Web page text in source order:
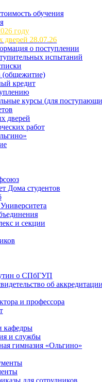
обучения
году
дверей 28.07.26
о поступлении
испытаний
(общежитие)
кредит
курсы (для
дверей
работ
Дома студентов
и секции
о СПбГУП
об аккредитации
и профессора
кафедры
и службы
гимназия «Ольгино»
для сотрудников